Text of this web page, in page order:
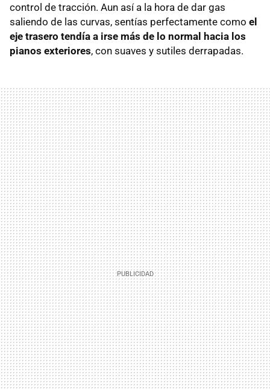
control de tracción. Aun así a la hora de dar gas
saliendo de las curvas, sentías perfectamente como el
eje trasero tendía a irse más de lo normal hacia los
pianos exteriores, con suaves y sutiles derrapadas.